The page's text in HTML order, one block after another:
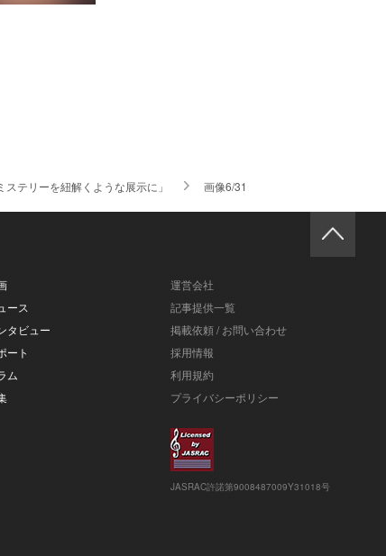
テリーを紐解くような展示に」
画像6/31
ース
タビュー
ート
ム
運営会社
記事提供一覧
掲載依頼 / お問い合わせ
採用情報
利用規約
プライバシーポリシー
JASRAC許諾第9008487009Y31018号